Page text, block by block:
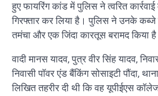
हुए फायरिंग कांड में पुलिस ने त्वरित
गिरफ्तार कर लिया है। पुलिस ने उनके
तमंचा और एक जिंदा कारतूस बरामद किया
वादी मानस यादव, पुत्र वीर सिंह यादव,
निवासी पॉवर एंड बैंकिंग सोसाइटी पौंदा,
लिखित तहरीर दी थी कि वह यूपीईएस